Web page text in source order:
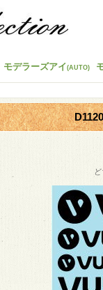
モデラーズアイ(AUTO)